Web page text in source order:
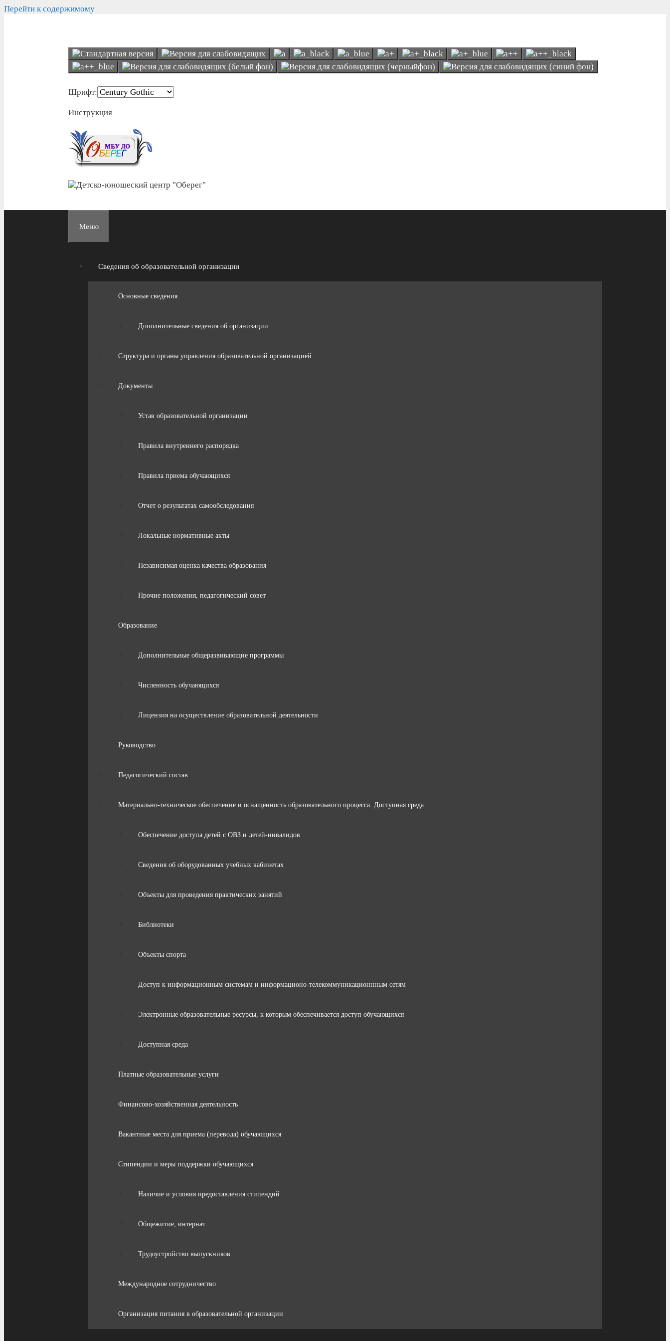
Перейти к содержимому
Шрифт:
Инструкция
Меню
Сведения об образовательной организации
Основные сведения
Дополнительные сведения об организации
Структура и органы управления образовательной организацией
Документы
Устав образовательной организации
Правила внутреннего распорядка
Правила приема обучающихся
Отчет о результатах самообследования
Локальные нормативные акты
Независимая оценка качества образования
Прочие положения, педагогический совет
Образование
Дополнительные общеразвивающие программы
Численность обучающихся
Лицензия на осуществление образовательной деятельности
Руководство
Педагогический состав
Материально-техническое обеспечение и оснащенность образовательного процесса. Доступная среда
Обеспечение доступа детей с ОВЗ и детей-инвалидов
Сведения об оборудованных учебных кабинетах
Объекты для проведения практических занятий
Библиотеки
Объекты спорта
Доступ к информационным системам и информационо-телекоммуникационнным сетям
Электронные образовательные ресурсы, к которым обеспечивается доступ обучающихся
Доступная среда
Платные образовательные услуги
Финансово-хозяйственная деятельность
Вакантные места для приема (перевода) обучающихся
Стипендии и меры поддержки обучающихся
Наличие и условия предоставления стипендий
Общежитие, интернат
Трудоустройство выпускников
Международное сотрудничество
Организация питания в образовательной организации